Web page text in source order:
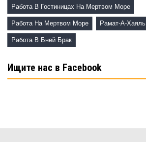
Работа В Гостиницах На Мертвом Море
Работа На Мертвом Море Рамат-А-Хаяль
Работа В Бней Брак
Ищите нас в Facebook